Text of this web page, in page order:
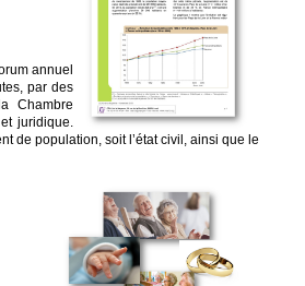
annuel
par des
Chambre
juridique.
de population, soit l’état civil, ainsi que le